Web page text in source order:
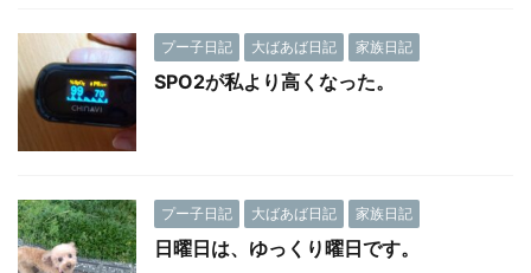
プー子日記 大ばあば日記 家族日記
SPO2が私より高くなった。
プー子日記 大ばあば日記 家族日記
日曜日は、ゆっくり曜日です。